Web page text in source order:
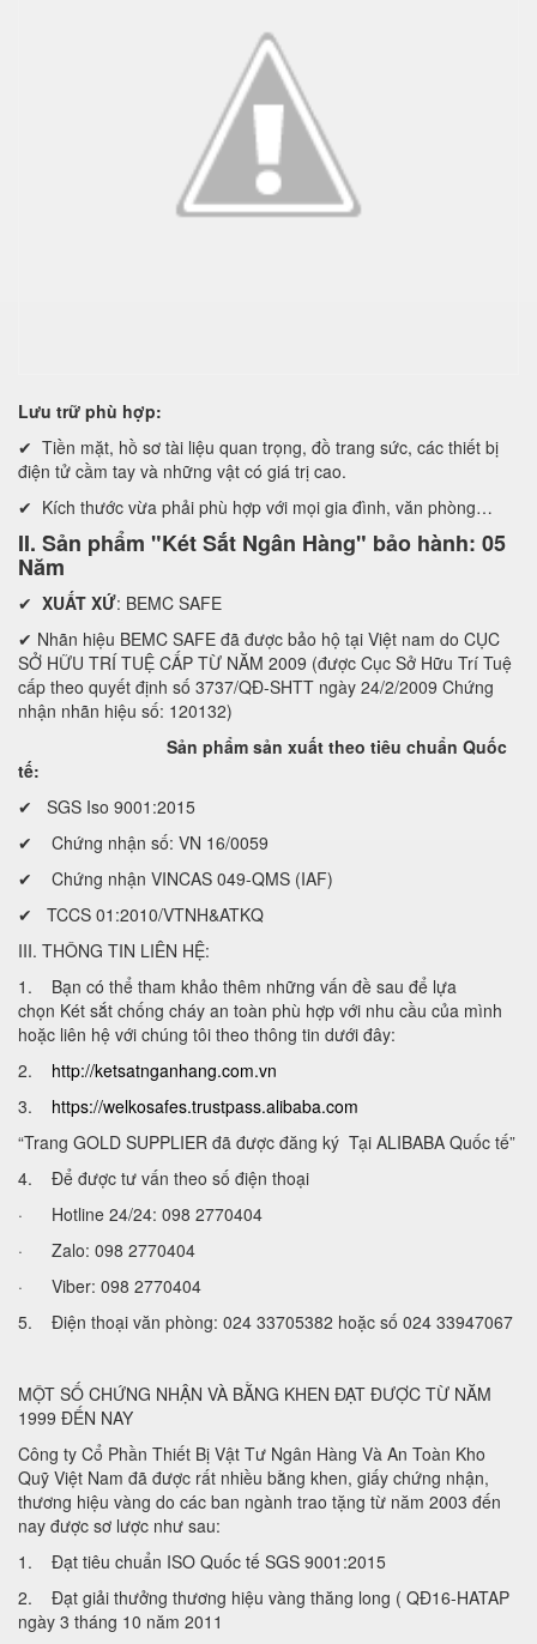
Lưu trữ phù hợp:
✔ Tiền mặt, hồ sơ tài liệu quan trọng, đồ trang sức, các thiết bị
điện tử cầm tay và những vật có giá trị cao.
✔ Kích thước vừa phải phù hợp với mọi gia đình, văn phòng…
II. Sản phẩm "Két Sắt Ngân Hàng" bảo hành: 05
Năm
✔ XUẤT XỨ: BEMC SAFE
✔ Nhãn hiệu BEMC SAFE đã được bảo hộ tại Việt nam do CỤC
SỞ HỮU TRÍ TUỆ CẤP TỪ NĂM 2009 (được Cục Sở Hữu Trí Tuệ
cấp theo quyết định số 3737/QĐ-SHTT ngày 24/2/2009 Chứng
nhận nhãn hiệu số: 120132)
Sản phẩm sản xuất theo tiêu chuẩn Quốc
tế:
✔ SGS Iso 9001:2015
✔ Chứng nhận số: VN 16/0059
✔ Chứng nhận VINCAS 049-QMS (IAF)
✔ TCCS 01:2010/VTNH&ATKQ
III. THÔNG TIN LIÊN HỆ:
1. Bạn có thể tham khảo thêm những vấn đề sau để lựa
chọn Két sắt chống cháy an toàn phù hợp với nhu cầu của mình
hoặc liên hệ với chúng tôi theo thông tin dưới đây:
2. http://ketsatnganhang.com.vn
3. https://welkosafes.trustpass.alibaba.com
“Trang GOLD SUPPLIER đã được đăng ký Tại ALIBABA Quốc tế”
4. Để được tư vấn theo số điện thoại
· Hotline 24/24: 098 2770404
· Zalo: 098 2770404
· Viber: 098 2770404
5. Điện thoại văn phòng: 024 33705382 hoặc số 024 33947067
MỘT SỐ CHỨNG NHẬN VÀ BẰNG KHEN ĐẠT ĐƯỢC TỪ NĂM
1999 ĐẾN NAY
Công ty Cổ Phần Thiết Bị Vật Tư Ngân Hàng Và An Toàn Kho
Quỹ Việt Nam đã được rất nhiều bằng khen, giấy chứng nhận,
thương hiệu vàng do các ban ngành trao tặng từ năm 2003 đến
nay được sơ lược như sau:
1. Đạt tiêu chuẩn ISO Quốc tế SGS 9001:2015
2. Đạt giải thưởng thương hiệu vàng thăng long ( QĐ16-HATAP
ngày 3 tháng 10 năm 2011